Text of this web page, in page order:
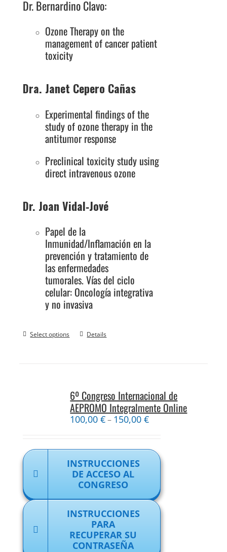
Dr. Bernardino Clavo:
Ozone Therapy on the
management of cancer patient
toxicity
Dra. Janet Cepero Cañas
Experimental findings of the
study of ozone therapy in the
antitumor response
Preclinical toxicity study using
direct intravenous ozone
Dr. Joan Vidal‐Jové
Papel de la
Inmunidad/Inflamación en la
prevención y tratamiento de
las enfermedades
tumorales. Vías del ciclo
celular: Oncología integrativa
y no invasiva
Select options Details
6º Congreso Internacional de
AEPROMO Integralmente Online
100,00€– 150,00€
INSTRUCCIONES
DE ACCESO AL
CONGRESO
INSTRUCCIONES
PARA
RECUPERAR SU
CONTRASEÑA